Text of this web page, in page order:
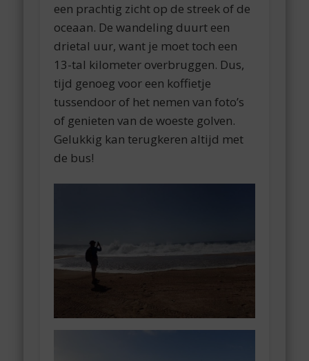
een prachtig zicht op de streek of de
oceaan. De wandeling duurt een
drietal uur, want je moet toch een
13-tal kilometer overbruggen. Dus,
tijd genoeg voor een koffietje
tussendoor of het nemen van foto’s
of genieten van de woeste golven.
Gelukkig kan terugkeren altijd met
de bus!